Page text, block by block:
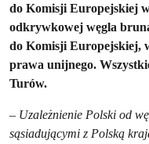
do Komisji Europejskiej
odkrywkowej węgla
do Komisji Europejskiej,
prawa unijnego.
Turów.
– Uzależnienie Polski od
sąsiadującymi z Polską